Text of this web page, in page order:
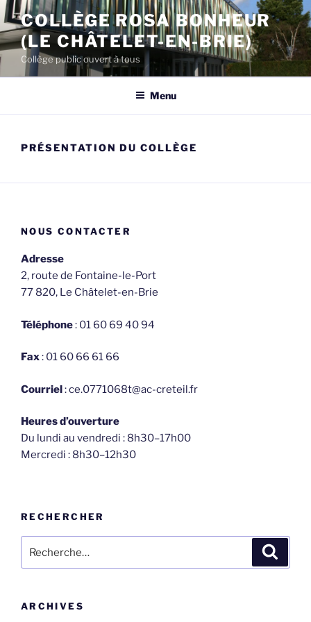
Aller
au
contenu
principal
COLLÈGE ROSA BONHEUR
(LE CHÂTELET-EN-BRIE)
Collège public ouvert à tous
Menu
PRÉSENTATION DU COLLÈGE
NOUS CONTACTER
Adresse
2, route de Fontaine-le-Port
77 820, Le Châtelet-en-Brie
Téléphone: 01 60 69 40 94
Fax: 01 60 66 61 66
Courriel: ce.0771068t@ac-creteil.fr
Heures d’ouverture
Du lundi au vendredi : 8h30–17h00
Mercredi : 8h30–12h30
RECHERCHER
pour
ARCHIVES